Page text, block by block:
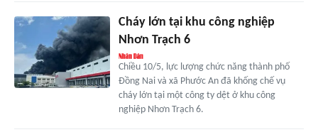
Cháy lớn tại khu công nghiệp
Nhơn Trạch 6
Chiều 10/5, lực lượng chức năng thành phố
Đồng Nai và xã Phước An đã khống chế vụ
cháy lớn tại một công ty dệt ở khu công
nghiệp Nhơn Trạch 6.